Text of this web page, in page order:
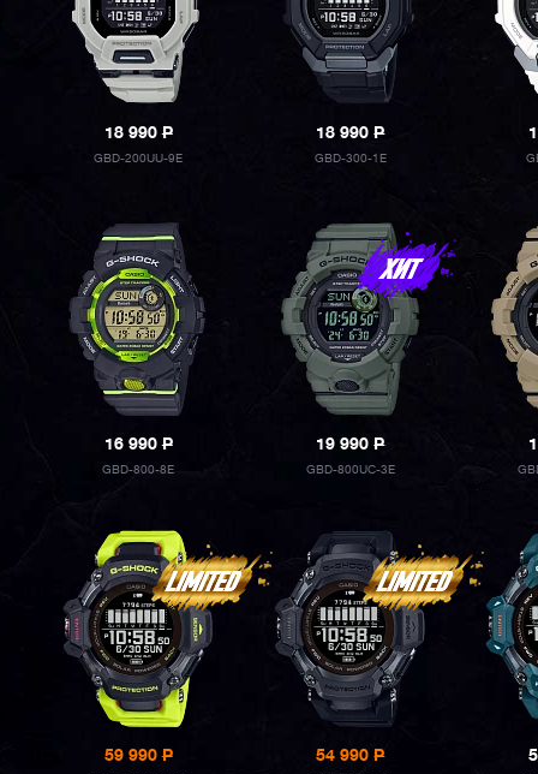
18 990P
GBD-200UU-9E
18 990P
GBD-300-1E
16 990P
GBD-800-8E
19 990P
GBD-800UC-3E
59 990P 54 990P